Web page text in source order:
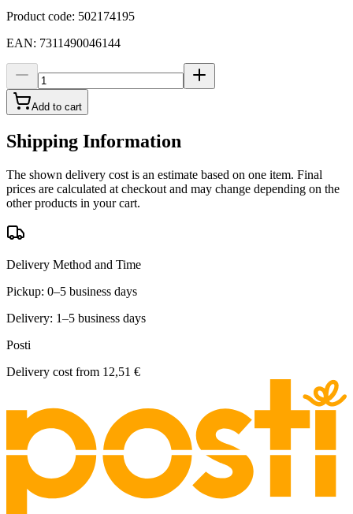
Product code: 502174195
EAN: 7311490046144
Add to cart
Shipping Information
The shown delivery cost is an estimate based on one item. Final
prices are calculated at checkout and may change depending on the
other products in your cart.
Delivery Method and Time
Pickup: 0–5 business days
Delivery: 1–5 business days
Posti
Delivery cost from 12,51 €